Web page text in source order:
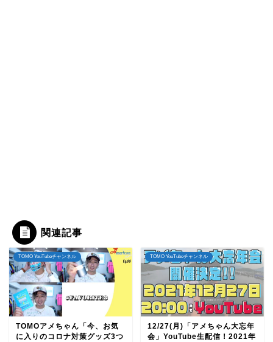
関連記事
TOMO YouTubeチャンネル
TOMOアメちゃん「今、お気
に入りのコロナ対策グッズ3つ
TOMO YouTubeチャンネル
12/27(月)「アメちゃん大忘年
会」YouTube生配信！2021年